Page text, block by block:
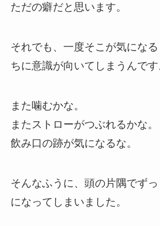
ただの癖だと思います。
それでも、一度そこが気にな
ちに意識が向いてしまうんです
また噛むかな。
またストローがつぶれるかな。
飲み口の跡が気になるな。
そんなふうに、頭の片隅でず
になってしまいました。